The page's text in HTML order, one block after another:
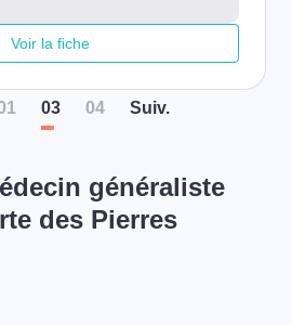
Voir la fiche
03 04 Suiv.
généraliste
des Pierres